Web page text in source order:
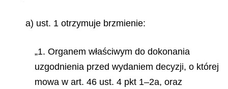
a) ust. 1 otrzymuje brzmienie:
„1. Organem właściwym do dokonania
uzgodnienia przed wydaniem decyzji, o której
mowa w art. 46 ust. 4 pkt 1–2a, oraz